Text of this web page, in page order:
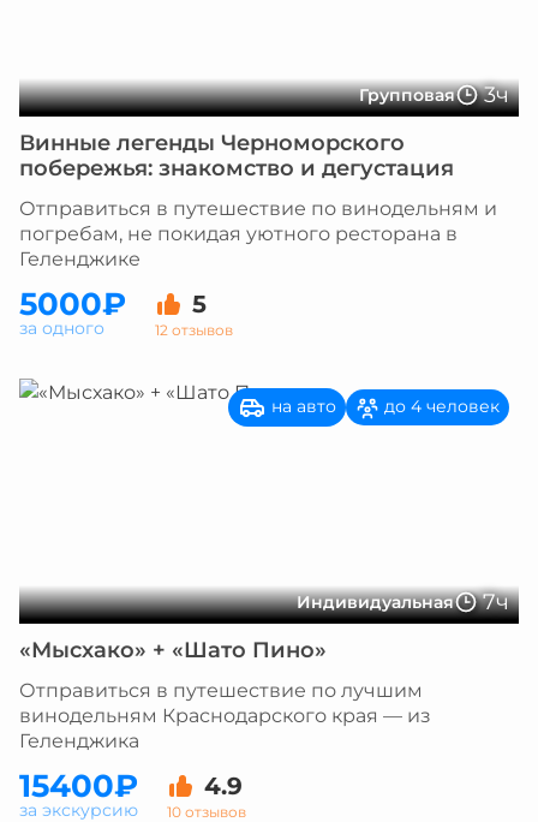
Групповая 3ч
Винные легенды Черноморского
побережья: знакомство и дегустация
Отправиться в путешествие по винодельням и
погребам, не покидая уютного ресторана в
Геленджике
5000₽ 5
12 отзывов
за одного
Индивидуальная 7ч
на авто до 4 человек
«Мысхако» + «Шато Пино»
Отправиться в путешествие по лучшим
винодельням Краснодарского края — из
Геленджика
15400₽ 4.9
10 отзывов
за экскурсию